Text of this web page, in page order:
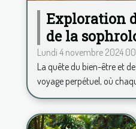
Exploration
de la
l'hypnose
Lundi 4 novembre 2024
La quête du bien-être et
voyage perpétuel, où